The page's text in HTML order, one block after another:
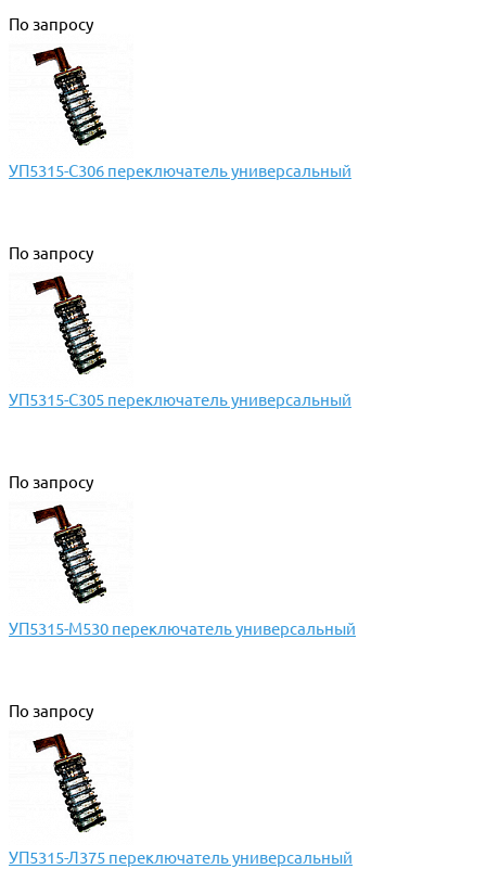
По запросу
УП5315-С306 переключатель универсальный
По запросу
УП5315-С305 переключатель универсальный
По запросу
УП5315-М530 переключатель универсальный
По запросу
УП5315-Л375 переключатель универсальный